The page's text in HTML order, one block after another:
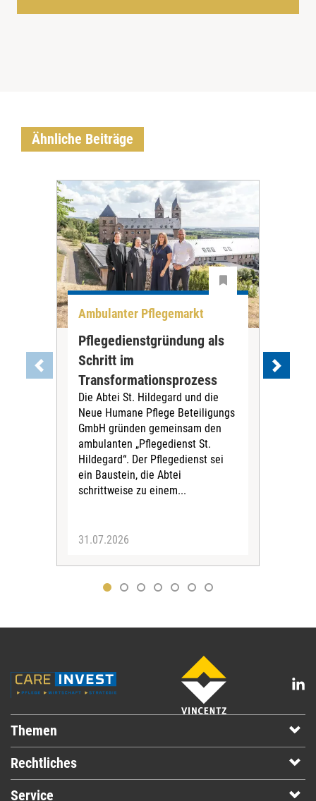
Ähnliche Beiträge
Ambulanter Pflegemarkt
Pflegedienstgründung als
Schritt im
Transformationsprozess
Die Abtei St. Hildegard und die
Neue Humane Pflege Beteiligungs
GmbH gründen gemeinsam den
ambulanten „Pflegedienst St.
Hildegard“. Der Pflegedienst sei
ein Baustein, die Abtei
schrittweise zu einem...
31.07.2026
Themen
Rechtliches
Service